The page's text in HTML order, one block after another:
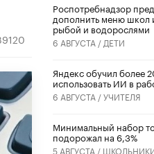
Роспотребнадзор
дополнить меню школ
рыбой и водорослями
6 АВГУСТА / ДЕТИ
​Яндекс обучил более
использовать ИИ в
6 АВГУСТА /УЧИТЕЛЯ
Минимальный набор
подорожал на 6,3%
5 АВГУСТА /